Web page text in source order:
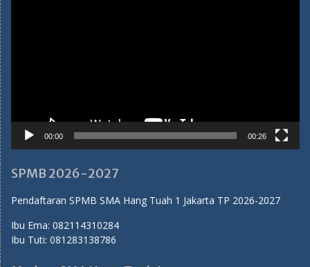
00:00 00:26
SPMB 2026-2027
Pendaftaran SPMB SMA Hang Tuah 1 Jakarta TP 2026-2027
Ibu Ema: 082114310284
Ibu Tuti: 081283138786